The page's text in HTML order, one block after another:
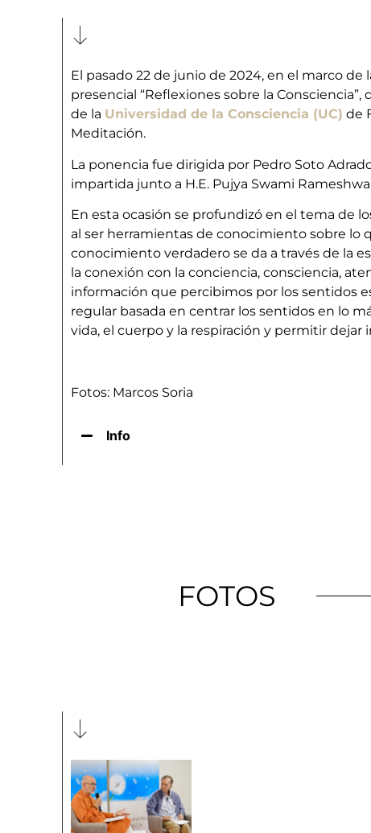
El pasado 22 de junio de 2024, en el marco
presencial “Reflexiones sobre la
de la Universidad de la Consciencia (UC) de
Meditación.
La ponencia fue dirigida por Pedro Soto
impartida junto a H.E. Pujya Swami
En esta ocasión se profundizó en el tema de
al ser herramientas de conocimiento sobre lo
conocimiento verdadero se da a través de la
la conexión con la conciencia, consciencia,
información que percibimos por los sentidos
regular basada en centrar los sentidos en lo
vida, el cuerpo y la respiración y permitir
Fotos: Marcos Soria
Info
FOTOS